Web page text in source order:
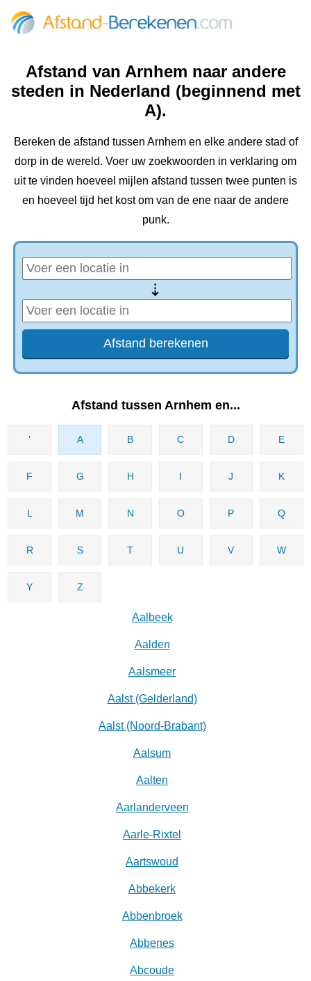
Afstand van Arnhem naar andere
steden in Nederland (beginnend met
A).
Bereken de afstand tussen Arnhem en elke andere stad of
dorp in de wereld. Voer uw zoekwoorden in verklaring om
uit te vinden hoeveel mijlen afstand tussen twee punten is
en hoeveel tijd het kost om van de ene naar de andere
punk.
⇢
Afstand tussen Arnhem en...
' A B C D E
F G H I J K
L M N O P Q
R S T U V W
Y Z
Aalbeek
Aalden
Aalsmeer
Aalst (Gelderland)
Aalst (Noord-Brabant)
Aalsum
Aalten
Aarlanderveen
Aarle-Rixtel
Aartswoud
Abbekerk
Abbenbroek
Abbenes
Abcoude